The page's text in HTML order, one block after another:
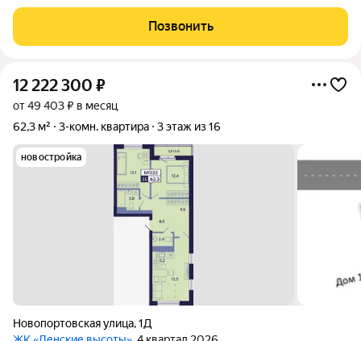
паркет, 2 балкона с видом на 2 стороны, видеонаблюдение,
санузел раздельный,
Позвонить
12 222 300 ₽
от 49 403 ₽ в месяц
62,3 м²
3-комн. квартира 3 этаж из 16
новостройка
Новопортовская улица,1Д